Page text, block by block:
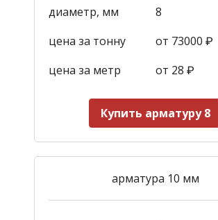
диаметр, мм
8
цена за тонну
от 73000 ₽
цена за метр
от 28 ₽
Купить арматуру 8
арматура 10 мм